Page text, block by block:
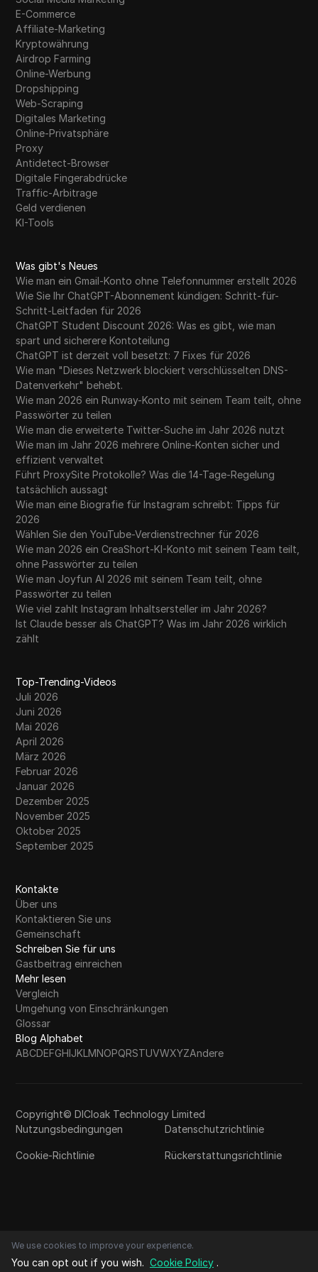
E-Commerce
Affiliate-Marketing
Kryptowährung
Airdrop Farming
Online-Werbung
Dropshipping
Web-Scraping
Digitales Marketing
Online-Privatsphäre
Proxy
Antidetect-Browser
Digitale Fingerabdrücke
Traffic-Arbitrage
Geld verdienen
KI-Tools
Was gibt's Neues
Wie man ein Gmail-Konto ohne Telefonnummer erstellt 2026
Wie Sie Ihr ChatGPT-Abonnement kündigen: Schritt-für-
Schritt-Leitfaden für 2026
ChatGPT Student Discount 2026: Was es gibt, wie man
spart und sicherere Kontoteilung
ChatGPT ist derzeit voll besetzt: 7 Fixes für 2026
Wie man "Dieses Netzwerk blockiert verschlüsselten DNS-
Datenverkehr" behebt.
Wie man 2026 ein Runway-Konto mit seinem Team teilt, ohne
Passwörter zu teilen
Wie man die erweiterte Twitter-Suche im Jahr 2026 nutzt
Wie man im Jahr 2026 mehrere Online-Konten sicher und
effizient verwaltet
Führt ProxySite Protokolle? Was die 14-Tage-Regelung
tatsächlich aussagt
Wie man eine Biografie für Instagram schreibt: Tipps für
2026
Wählen Sie den YouTube-Verdienstrechner für 2026
Wie man 2026 ein CreaShort-KI-Konto mit seinem Team teilt,
ohne Passwörter zu teilen
Wie man Joyfun AI 2026 mit seinem Team teilt, ohne
Passwörter zu teilen
Wie viel zahlt Instagram Inhaltsersteller im Jahr 2026?
Ist Claude besser als ChatGPT? Was im Jahr 2026 wirklich
zählt
Top-Trending-Videos
Juli 2026
Juni 2026
Mai 2026
April 2026
März 2026
Februar 2026
Januar 2026
Dezember 2025
November 2025
Oktober 2025
September 2025
Kontakte
Über uns
Kontaktieren Sie uns
Gemeinschaft
Schreiben Sie für uns
Gastbeitrag einreichen
Mehr lesen
Vergleich
Umgehung von Einschränkungen
Glossar
Blog Alphabet
ABCDEFGHIJKLMNOPQRSTUVWXYZAndere
Copyright© DICloak Technology Limited
Nutzungsbedingungen
Datenschutzrichtlinie
Cookie-Richtlinie Rückerstattungsrichtlinie
We use cookies to improve your experience.
You can opt out if you wish. Cookie Policy .